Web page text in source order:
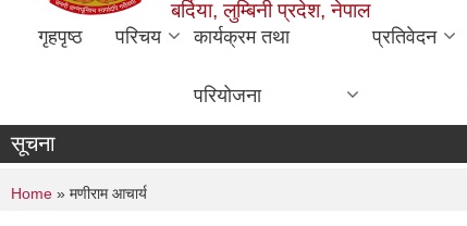
बर्दिया, लुम्बिनी प्रदेश, नेपाल
गृहपृष्ठ परिचय कार्यक्रम तथा
परियोजना
प्रतिवेदन
सूचना
You are here
Home » मणीराम आचार्य